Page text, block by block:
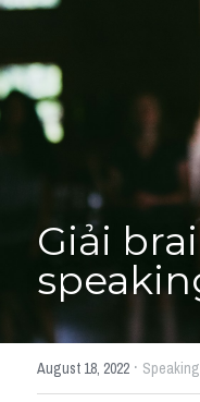
Từ vựng theo
Từ vựng theo
Vocabulary -
Grammar
Part 2
Noun
HỌC THỬ →
Giải
August 18, 2022 · Speaking